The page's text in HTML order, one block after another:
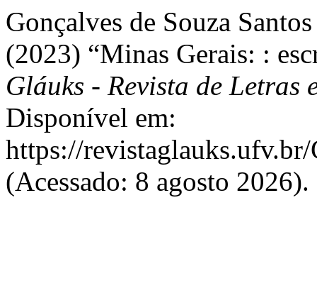
Gonçalves de Souza
(2023) “Minas Gerais: :
Gláuks - Revista de Letras
Disponível em:
https://
(Acessado: 8 agosto 2026).